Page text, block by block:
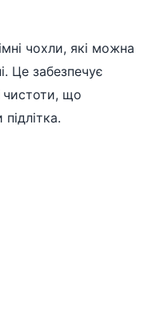
чохли, які можна
Це забезпечує
чистоти, що